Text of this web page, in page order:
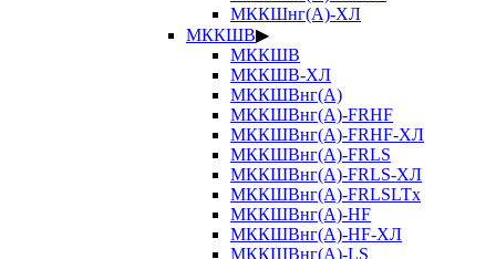
МККШнг(А)-ХЛ
МККШВ▶
МККШВ
МККШВ-ХЛ
МККШВнг(А)
МККШВнг(А)-FRHF
МККШВнг(А)-FRHF-ХЛ
МККШВнг(А)-FRLS
МККШВнг(А)-FRLS-ХЛ
МККШВнг(А)-FRLSLTx
МККШВнг(А)-HF
МККШВнг(А)-HF-ХЛ
МККШВнг(А)-LS